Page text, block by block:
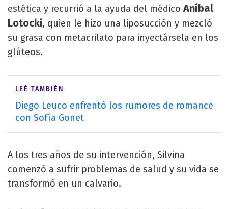
estética y recurrió a la ayuda del médicoAníbal
Lotocki, quien le hizo una liposucción y mezcló
su grasa con metacrilato para inyectársela en los
glúteos.
LEÉ TAMBIÉN
Diego Leuco enfrentó los rumores de romance
con Sofía Gonet
A los tres años de su intervención, Silvina
comenzó a sufrir problemas de salud y su vida se
transformó en un calvario.